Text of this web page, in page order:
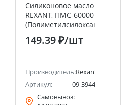
Силиконовое масло
REXANT, ПМС-60000
(Полиметилсилоксан),
2 мл, шприц,
«Демпферное»
149.39 ₽/шт
Производитель:Rexant
Артикул:
09-3944
Самовывоз: